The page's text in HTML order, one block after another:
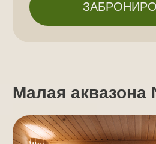
ПОДРОБНЕЕ
узнать об отдыхе
в «Аквафорест» еще
подробнее